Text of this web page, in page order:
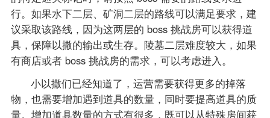
行。如果水下二层、矿洞二层的路线可以满足要求，建
议采取该路线，因为这两层的 boss 挑战房可以获得道
具，保障以撒的输出或生存。陵墓二层难度较大，如果
有商店或者 boss 挑战房的需求，可以考虑进入。
小以撒们已经知道了，运营需要获得更多的掉落
物，也需要增加遇到道具的数量，同时要提高道具的质
量。增加道具数量的方式有很多，既可以从特殊房间获